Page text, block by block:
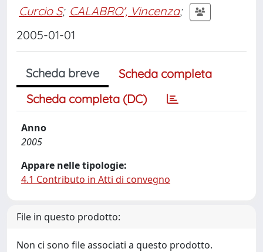
Curcio S; CALABRO', Vincenza;
2005-01-01
Scheda breve
Scheda completa
Scheda completa (DC)
Anno
2005
Appare nelle tipologie:
4.1 Contributo in Atti di convegno
File in questo prodotto:
Non ci sono file associati a questo prodotto.